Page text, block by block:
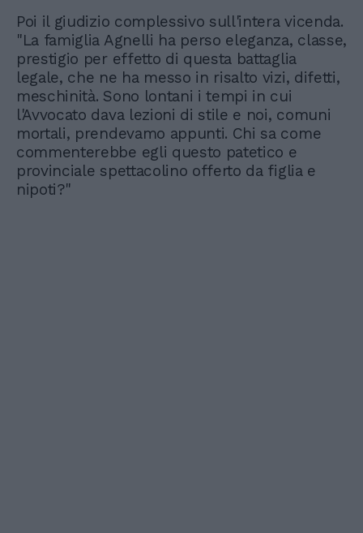
Poi il giudizio complessivo sull'intera vicenda.
"La famiglia Agnelli ha perso eleganza, classe,
prestigio per effetto di questa battaglia
legale, che ne ha messo in risalto vizi, difetti,
meschinità. Sono lontani i tempi in cui
l'Avvocato dava lezioni di stile e noi, comuni
mortali, prendevamo appunti. Chi sa come
commenterebbe egli questo patetico e
provinciale spettacolino offerto da figlia e
nipoti?"